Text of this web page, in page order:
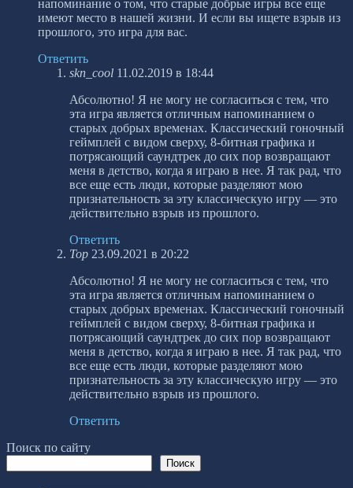
напоминание о том, что старые добрые игры все еще
имеют место в нашей жизни. И если вы ищете взрыв из
прошлого, это игра для вас.
Ответить
skn_cool 11.02.2019 в 18:44
Абсолютно! Я не могу не согласиться с тем, что
эта игра является отличным напоминанием о
старых добрых временах. Классический гоночный
геймплей с видом сверху, 8-битная графика и
потрясающий саундтрек до сих пор возвращают
меня в детство, когда я играю в нее. Я так рад, что
все еще есть люди, которые разделяют мою
признательность за эту классическую игру — это
действительно взрыв из прошлого.
Ответить
Тор 23.09.2021 в 20:22
Абсолютно! Я не могу не согласиться с тем, что
эта игра является отличным напоминанием о
старых добрых временах. Классический гоночный
геймплей с видом сверху, 8-битная графика и
потрясающий саундтрек до сих пор возвращают
меня в детство, когда я играю в нее. Я так рад, что
все еще есть люди, которые разделяют мою
признательность за эту классическую игру — это
действительно взрыв из прошлого.
Ответить
Поиск по сайту
Поиск